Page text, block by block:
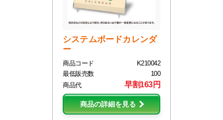
システムボードカレンダ
ー
商品コード
K210042
最低販売数
100
商品代
早割163円
商品の詳細を見る